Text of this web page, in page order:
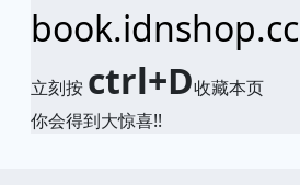
book.idnshop.cc
立刻按 ctrl+D收藏本页
你会得到大惊喜!!